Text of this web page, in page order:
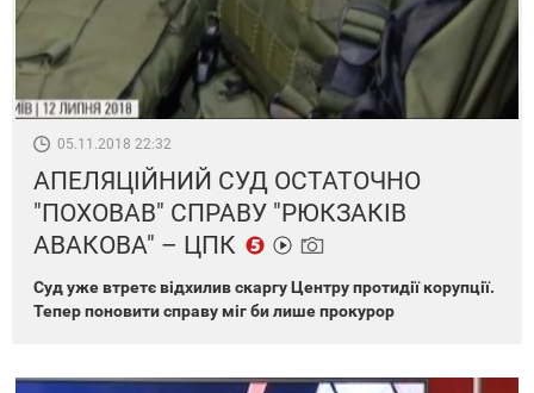
05.11.2018 22:32
АПЕЛЯЦІЙНИЙ СУД ОСТАТОЧНО
"ПОХОВАВ" СПРАВУ "РЮКЗАКІВ
АВАКОВА" – ЦПК
Суд уже втретє відхилив скаргу Центру протидії корупції.
Тепер поновити справу міг би лише прокурор